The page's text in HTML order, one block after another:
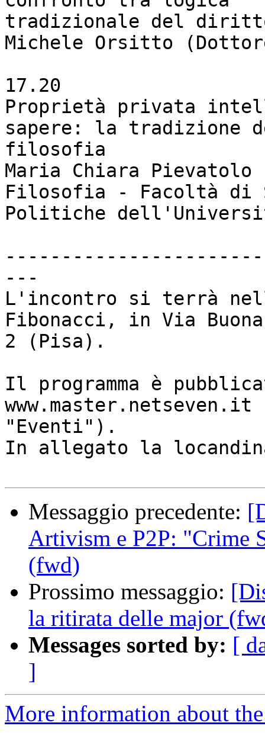
tradizionale del diritto
Michele Orsitto
17.20
Proprietà privata
sapere: la tradizione
filosofia
Maria Chiara
Filosofia - Facoltà di
Politiche
---
L'incontro si terrà
Fibonacci, in Via
2 (Pisa).
Il programma è
"Eventi").
In allegato la
Messaggio precedente:
Artivism e P2P: "Crime
(fwd)
Prossimo messaggio:
la ritirata delle major
Messages sorted by: [
]
More information about